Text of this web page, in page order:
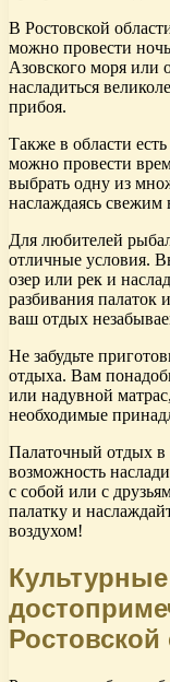
В Ростовской
можно провести
Азовского моря или
насладиться
прибоя.
Также в области
можно провести
выбрать одну из
наслаждаясь свежим
Для любителей
отличные условия.
озер или рек и
разбивания палаток
ваш отдых
Не забудьте
отдыха. Вам
или надувной
необходимые
Палаточный отдых в
возможность
с собой или с
палатку и
воздухом!
Культурные
Ростовской